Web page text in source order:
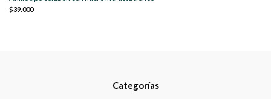
$39.000
Categorías